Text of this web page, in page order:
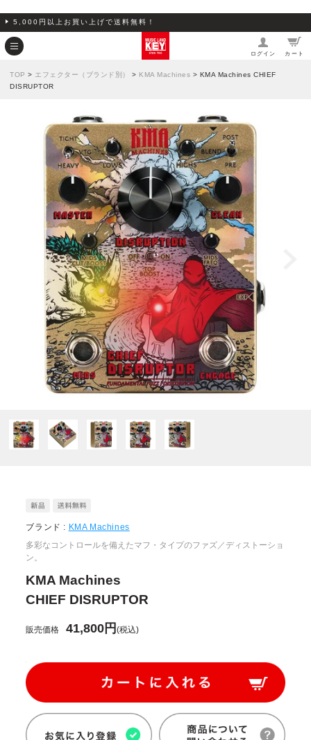
5,000円以上お買い上げで送料無料！
ログイン カート
TOP > エフェクター（ブランド別） > KMA Machines > KMA Machines CHIEF
DISRUPTOR
ブランド : KMA Machines
多彩なコントロールを備えたマフ・タイプのファズ／ディストーショ
ン。
KMA Machines
CHIEF DISRUPTOR
販売価格 41,800円(税込)